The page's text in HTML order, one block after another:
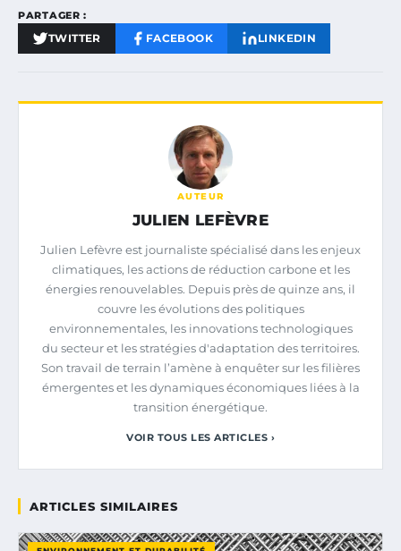
PARTAGER :
TWITTER FACEBOOK LINKEDIN
AUTEUR
JULIEN LEFÈVRE
Julien Lefèvre est journaliste spécialisé dans les enjeux
climatiques, les actions de réduction carbone et les
énergies renouvelables. Depuis près de quinze ans, il
couvre les évolutions des politiques
environnementales, les innovations technologiques
du secteur et les stratégies d'adaptation des territoires.
Son travail de terrain l’amène à enquêter sur les filières
émergentes et les dynamiques économiques liées à la
transition énergétique.
VOIR TOUS LES ARTICLES ›
ARTICLES SIMILAIRES